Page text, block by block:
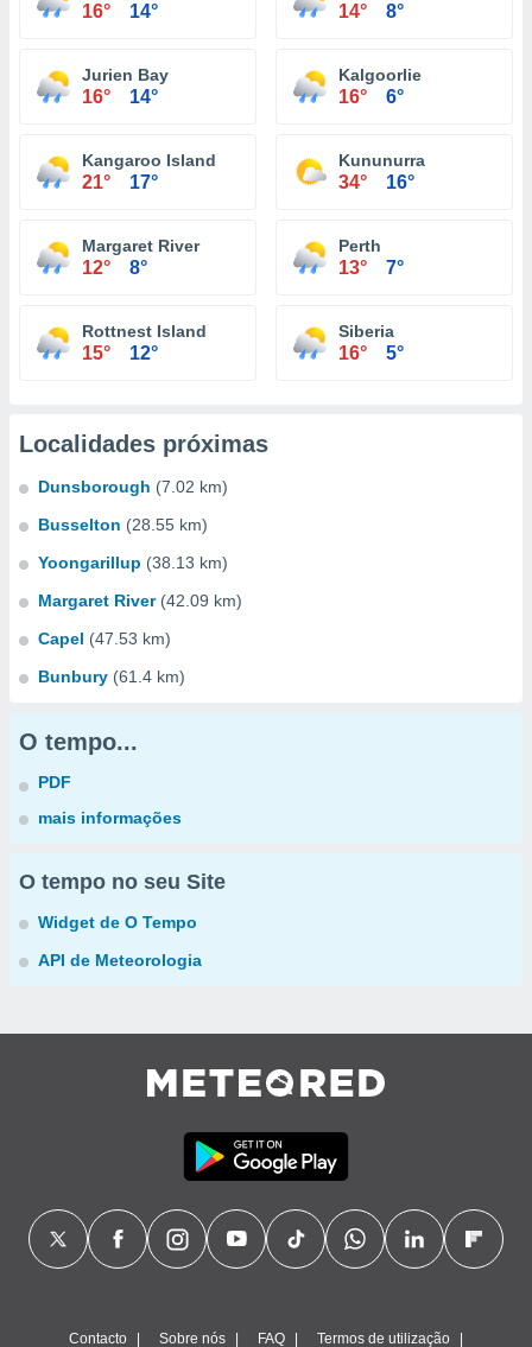
16° 14° 14° 8°
Jurien Bay
16° 14°
Kalgoorlie
16° 6°
Kangaroo Island
21° 17°
Kununurra
34° 16°
Margaret River
12° 8°
Perth
13° 7°
Rottnest Island
15° 12°
Siberia
16° 5°
Localidades próximas
Dunsborough (7.02 km)
Busselton (28.55 km)
Yoongarillup (38.13 km)
Margaret River (42.09 km)
Capel (47.53 km)
Bunbury (61.4 km)
O tempo...
PDF
mais informações
O tempo no seu Site
Widget de O Tempo
API de Meteorologia
Contacto Sobre nós FAQ Termos de utilização